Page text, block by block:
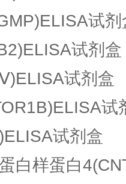
试剂
试剂盒
试剂盒
试
试剂盒
白样蛋白